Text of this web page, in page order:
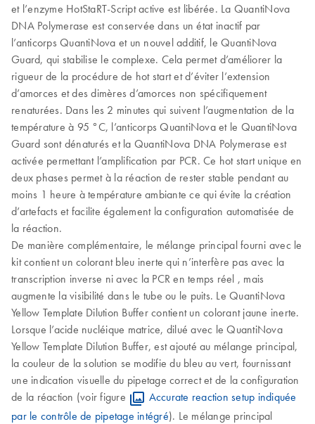
et l’enzyme HotStaRT-Script active est libérée. La QuantiNova
DNA Polymerase est conservée dans un état inactif par
l’anticorps QuantiNova et un nouvel additif, le QuantiNova
Guard, qui stabilise le complexe. Cela permet d’améliorer la
rigueur de la procédure de hot start et d’éviter l’extension
d’amorces et des dimères d’amorces non spécifiquement
renaturées. Dans les 2 minutes qui suivent l’augmentation de la
température à 95 °C, l’anticorps QuantiNova et le QuantiNova
Guard sont dénaturés et la QuantiNova DNA Polymerase est
activée permettant l’amplification par PCR. Ce hot start unique en
deux phases permet à la réaction de rester stable pendant au
moins 1 heure à température ambiante ce qui évite la création
d’artefacts et facilite également la configuration automatisée de
la réaction.
De manière complémentaire, le mélange principal fourni avec le
kit contient un colorant bleu inerte qui n’interfère pas avec la
transcription inverse ni avec la PCR en temps réel , mais
augmente la visibilité dans le tube ou le puits. Le QuantiNova
Yellow Template Dilution Buffer contient un colorant jaune inerte.
Lorsque l’acide nucléique matrice, dilué avec le QuantiNova
Yellow Template Dilution Buffer, est ajouté au mélange principal,
la couleur de la solution se modifie du bleu au vert, fournissant
une indication visuelle du pipetage correct et de la configuration
de la réaction (voir figure
Accurate reaction setup indiquée
par le contrôle de pipetage intégré). Le mélange principal